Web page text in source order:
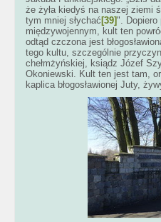
że żyła kiedyś na naszej ziemi
tym mniej słychać [39]". Dopiero
międzywojennym, kult ten
odtąd czczona jest
tego kultu, szczególnie
chełmżyńskiej, ksiądz Józef
Okoniewski. Kult ten jest tam,
kaplica błogosławionej Juty,